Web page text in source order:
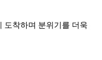
도착하며 분위기를 더욱